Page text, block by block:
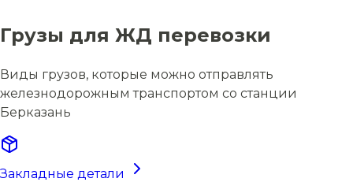
Грузы для ЖД перевозки
Виды грузов, которые можно отправлять
железнодорожным транспортом со станции
Берказань
Закладные детали